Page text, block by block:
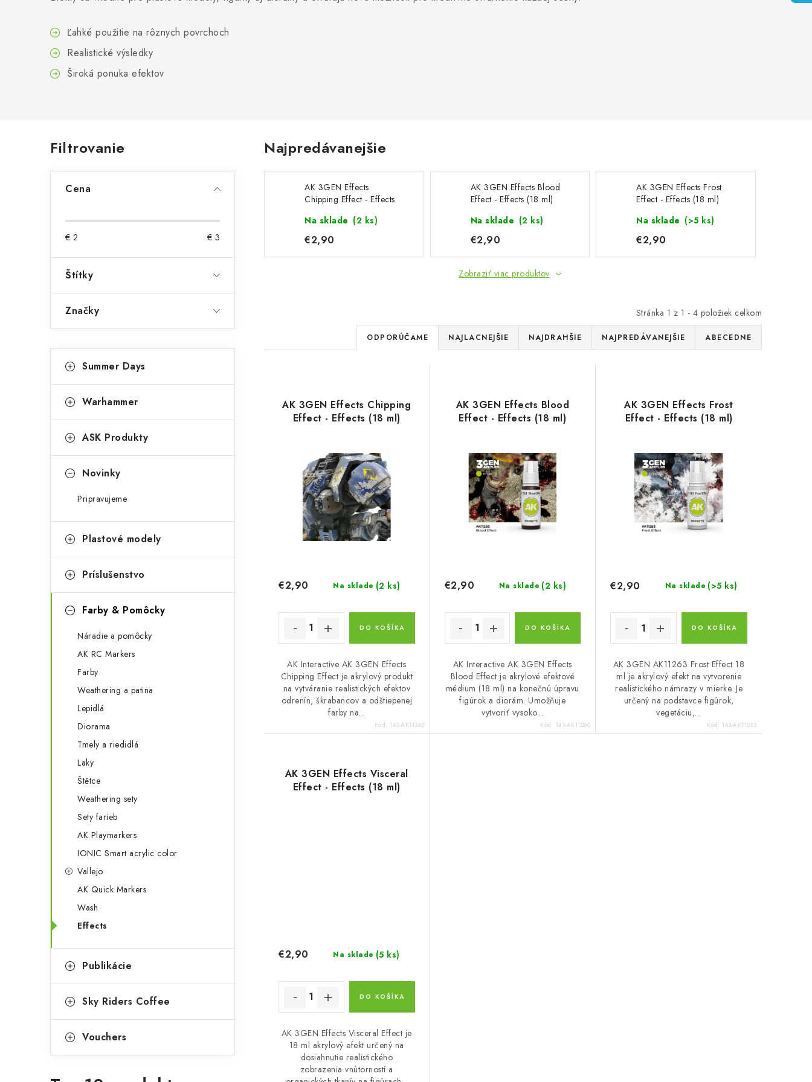
Ľahké použitie na rôznych povrchoch
Realistické výsledky
Široká ponuka efektov
B
o
p
a
e
l
Filtrovanie
Cena
€ 2 € 3
Štítky
Značky
kategórie
a
e
ó
e
Summer Days
Warhammer
ASK Produkty
Novinky
Pripravujeme
Plastové modely
Príslušenstvo
Farby & Pomôcky
Náradie a pomôcky
AK RC Markers
Farby
Weathering a patina
Lepidlá
Diorama
Tmely a riedidlá
Laky
Štětce
Weathering sety
Sety farieb
AK Playmarkers
IONIC Smart acrylic color
Vallejo
AK Quick Markers
Wash
Effects
Publikácie
Sky Riders Coffee
Vouchers
Najpredávanejšie
AK 3GEN Effects
Chipping Effect - Effects
Na sklade (2 ks)
€2,90
AK 3GEN Effects Blood
Effect - Effects (18 ml)
Na sklade (2 ks)
€2,90
AK 3GEN Effects Frost
Effect - Effects (18 ml)
Na sklade (>5 ks)
€2,90
Zobraziť viac produktov
Stránka 1 z 1 - 4 položiek celkom
R
a
e
n
i
e
p
r
o
u
k
t
o
v
ODPORÚČAME NAJLACNEJŠIE NAJDRAHŠIE NAJPREDÁVANEJŠIE ABECEDNE
AK 3GEN Effects Chipping
Effect - Effects (18 ml)
Na sklade (2 ks)
€2,90
DO KOŠÍKA
AK Interactive AK 3GEN Effects
Chipping Effect je akrylový produkt
na vytváranie realistických efektov
odrenín, škrabancov a odštiepenej
farby na...
Kód: 143-AK11262
AK 3GEN Effects Blood
Effect - Effects (18 ml)
Na sklade (2 ks)
€2,90
DO KOŠÍKA
AK Interactive AK 3GEN Effects
Blood Effect je akrylové efektové
médium (18 ml) na konečnú úpravu
figúrok a diorám. Umožňuje
vytvoriť vysoko...
Kód: 143-AK11260
AK 3GEN Effects Frost
Effect - Effects (18 ml)
Na sklade (>5 ks)
€2,90
DO KOŠÍKA
AK 3GEN AK11263 Frost Effect 18
ml je akrylový efekt na vytvorenie
realistického námrazy v mierke. Je
určený na podstavce figúrok,
vegetáciu,...
Kód: 143-AK11263
AK 3GEN Effects Visceral
Effect - Effects (18 ml)
Na sklade (5 ks)
€2,90
DO KOŠÍKA
AK 3GEN Effects Visceral Effect je
18 ml akrylový efekt určený na
dosiahnutie realistického
zobrazenia vnútorností a